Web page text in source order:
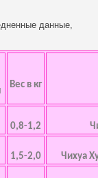
данные,
Вес в кг
0,8-1,2
1,5-2,0 Чихуа